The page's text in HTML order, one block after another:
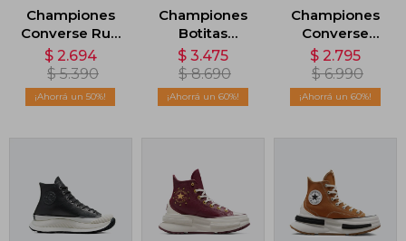
Championes
Converse Run
Star Hike OX -
Blanco
$ 2.694
$ 5.390
50
Championes
Botitas
Converse
CTAS Lugged
2.0 - Negro
$ 3.475
$ 8.690
60
Championes
Converse
Chuck Taylor
Lugged 2.0 HI
- Negro
$ 2.795
$ 6.990
60